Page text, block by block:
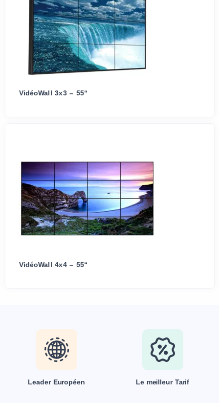
VidéoWall 3x3 – 55“
VidéoWall 4x4 – 55“
Leader Européen Le meilleur Tarif